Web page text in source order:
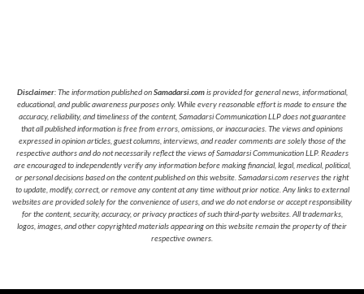
Disclaimer: The information published onSamadarsi.comis provided for general news, informational,
educational, and public awareness purposes only. While every reasonable effort is made to ensure the
accuracy, reliability, and timeliness of the content, Samadarsi Communication LLP does not guarantee
that all published information is free from errors, omissions, or inaccuracies. The views and opinions
expressed in opinion articles, guest columns, interviews, and reader comments are solely those of the
respective authors and do not necessarily reflect the views of Samadarsi Communication LLP. Readers
are encouraged to independently verify any information before making financial, legal, medical, political,
or personal decisions based on the content published on this website. Samadarsi.com reserves the right
to update, modify, correct, or remove any content at any time without prior notice. Any links to external
websites are provided solely for the convenience of users, and we do not endorse or accept responsibility
for the content, security, accuracy, or privacy practices of such third-party websites. All trademarks,
logos, images, and other copyrighted materials appearing on this website remain the property of their
respective owners.